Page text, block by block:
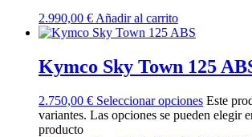
2.990,00 € Añadir al carrito
Kymco Sky Town 125
2.750,00 € Seleccionar opciones Este
variantes. Las opciones se pueden elegir
producto